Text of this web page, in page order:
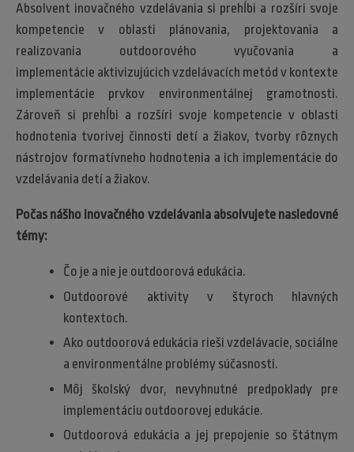
Absolvent inovačného vzdelávania si prehĺbi a rozšíri svoje
kompetencie v oblasti plánovania, projektovania a
realizovania outdoorového vyučovania a
implementácie aktivizujúcich vzdelávacích metód v kontexte
implementácie prvkov environmentálnej gramotnosti.
Zároveň si prehĺbi a rozšíri svoje kompetencie v oblasti
hodnotenia tvorivej činnosti detí a žiakov, tvorby rôznych
nástrojov formatívneho hodnotenia a ich implementácie do
vzdelávania detí a žiakov.
Počas nášho inovačného vzdelávania absolvujete nasledovné
témy:
Čo je a nie je outdoorová edukácia.
Outdoorové aktivity v štyroch hlavných
kontextoch.
Ako outdoorová edukácia rieši vzdelávacie, sociálne
a environmentálne problémy súčasnosti.
Môj školský dvor, nevyhnutné predpoklady pre
implementáciu outdoorovej edukácie.
Outdoorová edukácia a jej prepojenie so štátnym